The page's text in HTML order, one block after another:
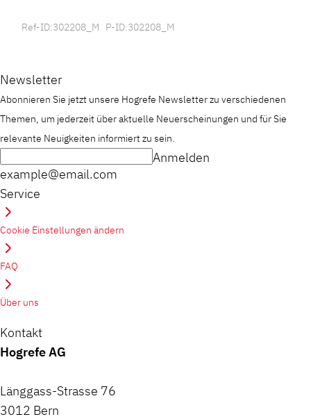
Ref-ID:302208_M P-ID:302208_M
Newsletter
Abonnieren Sie jetzt unsere Hogrefe Newsletter zu verschiedenen
Themen, um jederzeit über aktuelle Neuerscheinungen und für Sie
relevante Neuigkeiten informiert zu sein.
example@email.com
Anmelden
Service
Cookie Einstellungen ändern
FAQ
Über uns
Kontakt
Hogrefe AG
Länggass-Strasse 76
3012 Bern